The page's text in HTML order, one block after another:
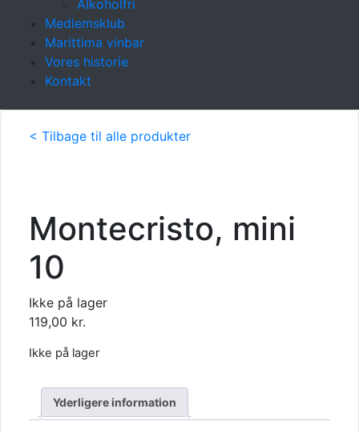
Alkoholfri
Medlemsklub
Marittima vinbar
Vores historie
Kontakt
< Tilbage til alle produkter
Montecristo, mini
10
Ikke på lager
119,00 kr.
Ikke på lager
Yderligere information